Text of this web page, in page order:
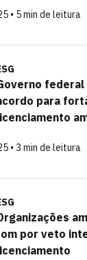
• 5 min de leitura
federal
para
• 3 min de leitura
por veto